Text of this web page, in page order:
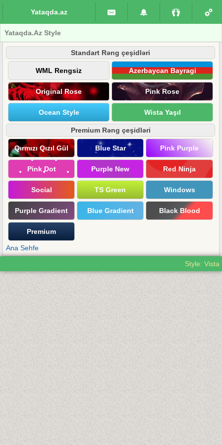
Yataqda.az
Yataqda.Az Style
Standart Rəng çeşidləri
WML Rengsiz Azerbaycan Bayragi
Original Rose Pink Rose
Ocean Style Wista Yaşıl
Premium Rəng çeşidləri
Qırmızı Qızıl Gül Blue Star Pink Purple
Pink Dot Purple New Red Ninja
Social TS Green Windows
Purple Gradient Blue Gradient Black Blood
Premium
Ana Sehfe
Style: Vista